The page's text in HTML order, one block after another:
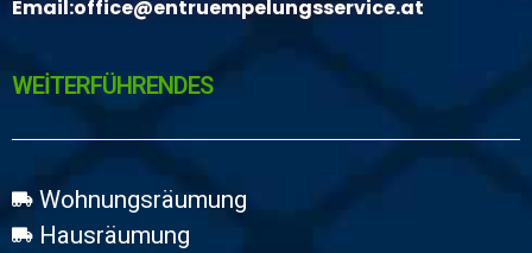
Email:office@entruempelungsservice.at
WEİTERFÜHRENDES
Wohnungsräumung
Hausräumung